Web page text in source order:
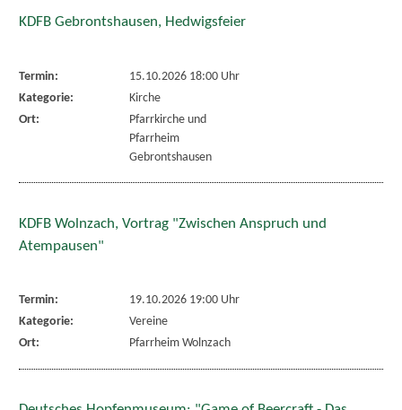
KDFB Gebrontshausen, Hedwigsfeier
Termin:
15.10.2026 18:00 Uhr
Kategorie:
Kirche
Ort:
Pfarrkirche und
Pfarrheim
Gebrontshausen
KDFB Wolnzach, Vortrag "Zwischen Anspruch und
Atempausen"
Termin:
19.10.2026 19:00 Uhr
Kategorie:
Vereine
Ort:
Pfarrheim Wolnzach